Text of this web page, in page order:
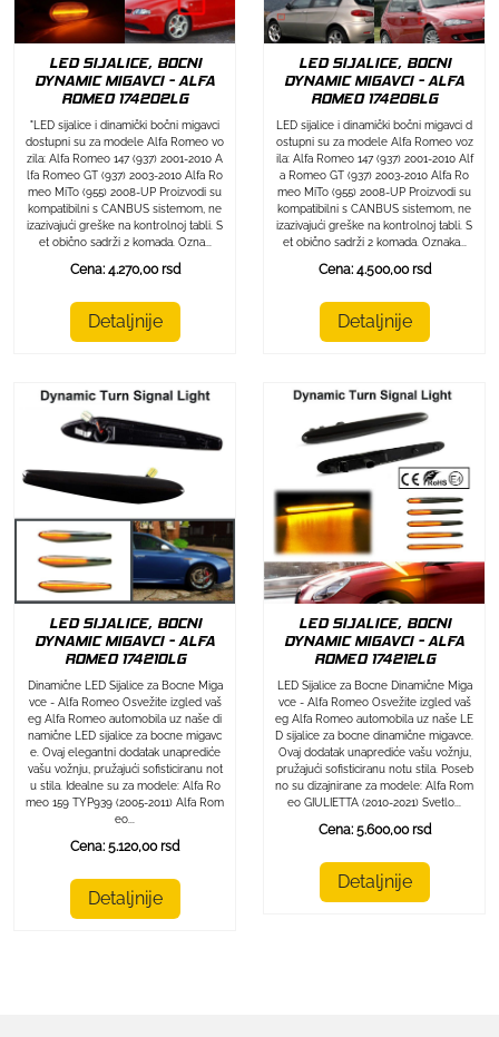
LED SIJALICE, BOCNI
DYNAMIC MIGAVCI - ALFA
ROMEO 174202LG
"LED sijalice i dinamički bočni migavci
dostupni su za modele Alfa Romeo vo
zila: Alfa Romeo 147 (937) 2001-2010 A
lfa Romeo GT (937) 2003-2010 Alfa Ro
meo MiTo (955) 2008-UP Proizvodi su
kompatibilni s CANBUS sistemom, ne
izazivajući greške na kontrolnoj tabli. S
et obično sadrži 2 komada. Ozna...
Cena: 4.270,00 rsd
Detaljnije
LED SIJALICE, BOCNI
DYNAMIC MIGAVCI - ALFA
ROMEO 174206LG
LED sijalice i dinamički bočni migavci d
ostupni su za modele Alfa Romeo voz
ila: Alfa Romeo 147 (937) 2001-2010 Alf
a Romeo GT (937) 2003-2010 Alfa Ro
meo MiTo (955) 2008-UP Proizvodi su
kompatibilni s CANBUS sistemom, ne
izazivajući greške na kontrolnoj tabli. S
et obično sadrži 2 komada. Oznaka...
Cena: 4.500,00 rsd
Detaljnije
LED SIJALICE, BOCNI
DYNAMIC MIGAVCI - ALFA
ROMEO 174210LG
Dinamične LED Sijalice za Bocne Miga
vce - Alfa Romeo Osvežite izgled vaš
eg Alfa Romeo automobila uz naše di
namične LED sijalice za bocne migavc
e. Ovaj elegantni dodatak unaprediće
vašu vožnju, pružajući sofisticiranu not
u stila. Idealne su za modele: Alfa Ro
meo 159 TYP939 (2005-2011) Alfa Rom
eo...
Cena: 5.120,00 rsd
Detaljnije
LED SIJALICE, BOCNI
DYNAMIC MIGAVCI - ALFA
ROMEO 174212LG
LED Sijalice za Bocne Dinamične Miga
vce - Alfa Romeo Osvežite izgled vaš
eg Alfa Romeo automobila uz naše LE
D sijalice za bocne dinamične migavce.
Ovaj dodatak unaprediće vašu vožnju,
pružajući sofisticiranu notu stila. Poseb
no su dizajnirane za modele: Alfa Rom
eo GIULIETTA (2010-2021) Svetlo...
Cena: 5.600,00 rsd
Detaljnije